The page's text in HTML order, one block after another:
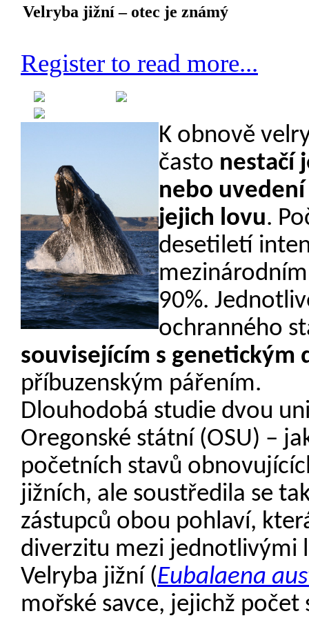
Velryba jižní – otec je známý
Register to read more...
K obnově
často nestačí
nebo
jejich lovu.
desetiletí
90%.
ochranného
souvisejícím s
příbuzenským pářením.
Dlouhodobá studie dvou
Oregonské státní (OSU) –
početních stavů
jižních, ale soustředila se
zástupců obou pohlaví,
diverzitu mezi jednotlivými
Velryba jižní (Eubalaena
mořské savce, jejichž